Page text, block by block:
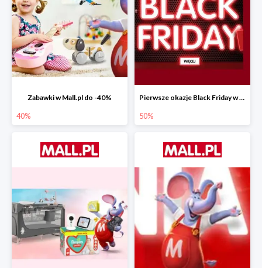
Zabawki w Mall.pl do -40%
40%
Pierwsze okazje Black Friday w Mall.pl do -50%
50%